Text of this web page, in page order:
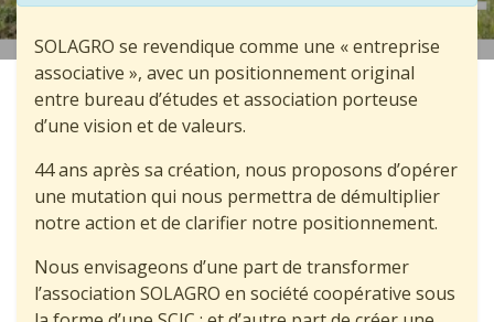
SOLAGRO se revendique comme une « entreprise
associative », avec un positionnement original
entre bureau d’études et association porteuse
d’une vision et de valeurs.
44 ans après sa création, nous proposons d’opérer
une mutation qui nous permettra de démultiplier
notre action et de clarifier notre positionnement.
Nous envisageons d’une part de transformer
l’association SOLAGRO en société coopérative sous